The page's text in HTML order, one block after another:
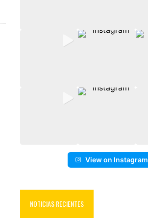
View on Instagram
NOTICIAS RECIENTES